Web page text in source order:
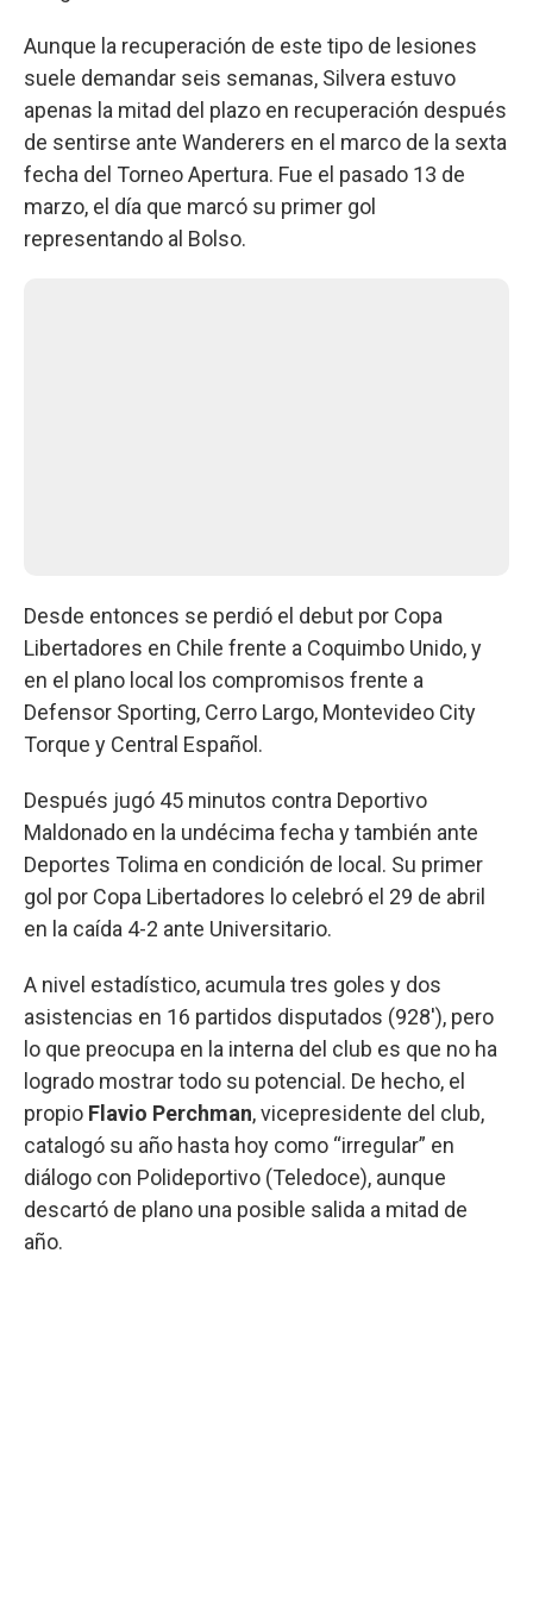
Aunque la recuperación de este tipo de lesiones
suele demandar seis semanas, Silvera estuvo
apenas la mitad del plazo en recuperación después
de sentirse ante Wanderers en el marco de la sexta
fecha del Torneo Apertura. Fue el pasado 13 de
marzo, el día que marcó su primer gol
representando al Bolso.
Desde entonces se perdió el debut por Copa
Libertadores en Chile frente a Coquimbo Unido, y
en el plano local los compromisos frente a
Defensor Sporting, Cerro Largo, Montevideo City
Torque y Central Español.
Después jugó 45 minutos contra Deportivo
Maldonado en la undécima fecha y también ante
Deportes Tolima en condición de local. Su primer
gol por Copa Libertadores lo celebró el 29 de abril
en la caída 4-2 ante Universitario.
A nivel estadístico, acumula tres goles y dos
asistencias en 16 partidos disputados (928'), pero
lo que preocupa en la interna del club es que no ha
logrado mostrar todo su potencial. De hecho, el
propio Flavio Perchman, vicepresidente del club,
catalogó su año hasta hoy como “irregular” en
diálogo con Polideportivo (Teledoce), aunque
descartó de plano una posible salida a mitad de
año.